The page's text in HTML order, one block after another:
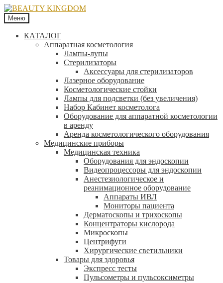
Меню
КАТАЛОГ
Аппаратная косметология
Лампы-лупы
Стерилизаторы
Аксессуары для стерилизаторов
Лазерное оборудование
Косметологические стойки
Лампы для подсветки (без увеличения)
Набор Кабинет косметолога
Оборудование для аппаратной косметологии
в аренду
Аренда косметологического оборудования
Медицинские приборы
Медицинская техника
Оборудования для эндоскопии
Видеопроцессоры для эндоскопии
Анестезиологическое и
реанимационное оборудование
Аппараты ИВЛ
Мониторы пациента
Дерматоскопы и трихоскопы
Концентраторы кислорода
Микроскопы
Центрифуги
Xирургические светильники
Товары для здоровья
Экспресс тесты
Пульсометры и пульсоксиметры